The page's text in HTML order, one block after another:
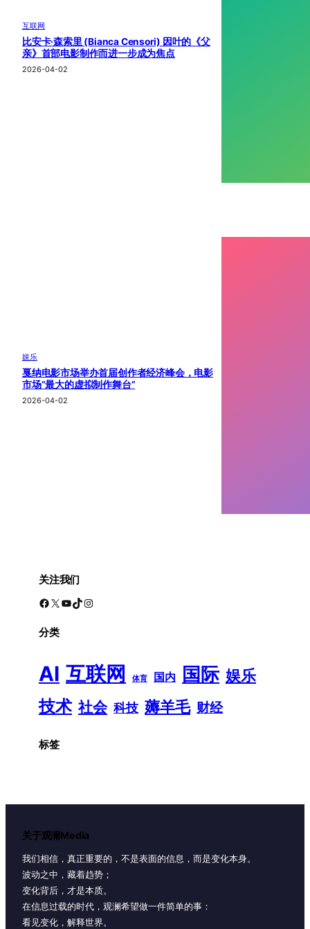
互联网
比安卡·森索里 (Bianca Censori) 因叶的《父
亲》首部电影制作而进一步成为焦点
2026-04-02
娱乐
戛纳电影市场举办首届创作者经济峰会，电影
市场“最大的虚拟制作舞台”
2026-04-02
关注我们
Facebook X YouTube TikTok Instagram
分类
AI 互联网 体育 国内 国际 娱乐
技术 社会 科技 薅羊毛 财经
标签
关于观澜Media
我们相信，真正重要的，不是表面的信息，而是变化本身。
波动之中，藏着趋势；
变化背后，才是本质。
在信息过载的时代，观澜希望做一件简单的事：
看见变化，解释世界。